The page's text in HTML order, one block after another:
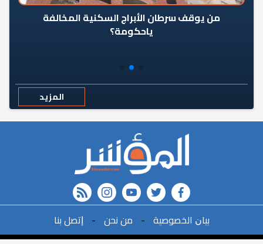
من يوقف سرطان الأبراج السكنية المخالفة
ياحكومة؟
المزيد
FACEBOOK
twitter
youtube
instagram
rss feed
ﺑﻴﺎﻥ اﻟﺨﺼﻮﺻﻴﺔ - ﻣﻦ ﻧﺤﻦ - ﺇﺗﺼﻞ ﺑﻨﺎ